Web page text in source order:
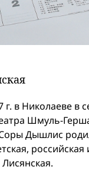
г. в Николаеве в
Шмуль-
Дышлис
российская